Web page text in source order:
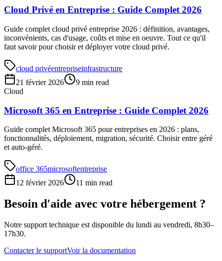
Cloud Privé en Entreprise : Guide Complet 2026
Guide complet cloud privé entreprise 2026 : définition, avantages,
inconvénients, cas d'usage, coûts et mise en oeuvre. Tout ce qu'il
faut savoir pour choisir et déployer votre cloud privé.
cloud privéentrepriseinfrastructure
21 février 2026
9 min read
Cloud
Microsoft 365 en Entreprise : Guide Complet 2026
Guide complet Microsoft 365 pour entreprises en 2026 : plans,
fonctionnalités, déploiement, migration, sécurité. Choisir entre géré
et auto-géré.
office 365microsoftentreprise
12 février 2026
11 min read
Besoin d'aide avec votre hébergement ?
Notre support technique est disponible du lundi au vendredi, 8h30–
17h30.
Contacter le supportVoir la documentation